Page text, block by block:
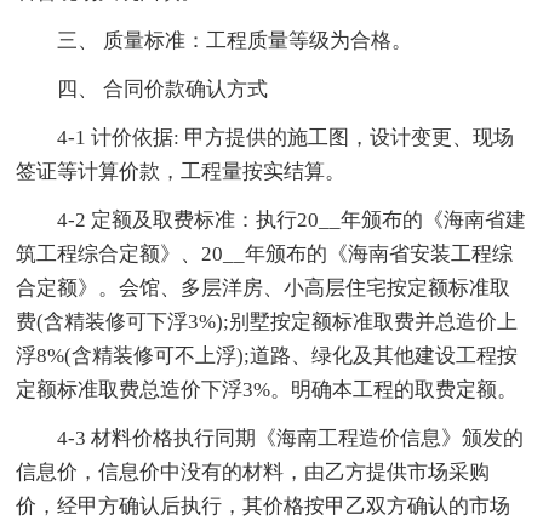
三、 质量标准：工程质量等级为合格。
四、 合同价款确认方式
4-1 计价依据: 甲方提供的施工图，设计变更、现场
签证等计算价款，工程量按实结算。
4-2 定额及取费标准：执行20__年颁布的《海南省建
筑工程综合定额》、20__年颁布的《海南省安装工程综
合定额》。会馆、多层洋房、小高层住宅按定额标准取
费(含精装修可下浮3%);别墅按定额标准取费并总造价上
浮8%(含精装修可不上浮);道路、绿化及其他建设工程按
定额标准取费总造价下浮3%。明确本工程的取费定额。
4-3 材料价格执行同期《海南工程造价信息》颁发的
信息价，信息价中没有的材料，由乙方提供市场采购
价，经甲方确认后执行，其价格按甲乙双方确认的市场